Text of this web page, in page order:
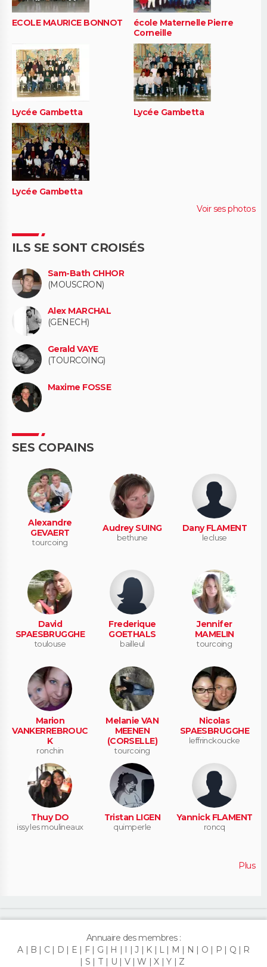
ECOLE MAURICE BONNOT
école Maternelle Pierre
Corneille
Lycée Gambetta Lycée Gambetta
Lycée Gambetta
Voir ses photos
ILS SE SONT CROISÉS
Sam-Bath CHHOR
(MOUSCRON)
Alex MARCHAL
(GENECH)
Gerald VAYE
(TOURCOING)
Maxime FOSSE
SES COPAINS
Alexandre
GEVAERT
tourcoing
Audrey SUING
bethune
Dany FLAMENT
lecluse
David
SPAESBRUGGHE
toulouse
Frederique
GOETHALS
bailleul
Jennifer
MAMELIN
tourcoing
Marion
VANKERREBROUC
K
ronchin
Melanie VAN
MEENEN
(CORSELLE)
tourcoing
Nicolas
SPAESBRUGGHE
leffrinckoucke
Thuy DO
issy les moulineaux
Tristan LIGEN
quimperle
Yannick FLAMENT
roncq
Plus
Annuaire des membres :
A
B C D E F G H J K L M N O P Q
R
S
T U V W X Y Z